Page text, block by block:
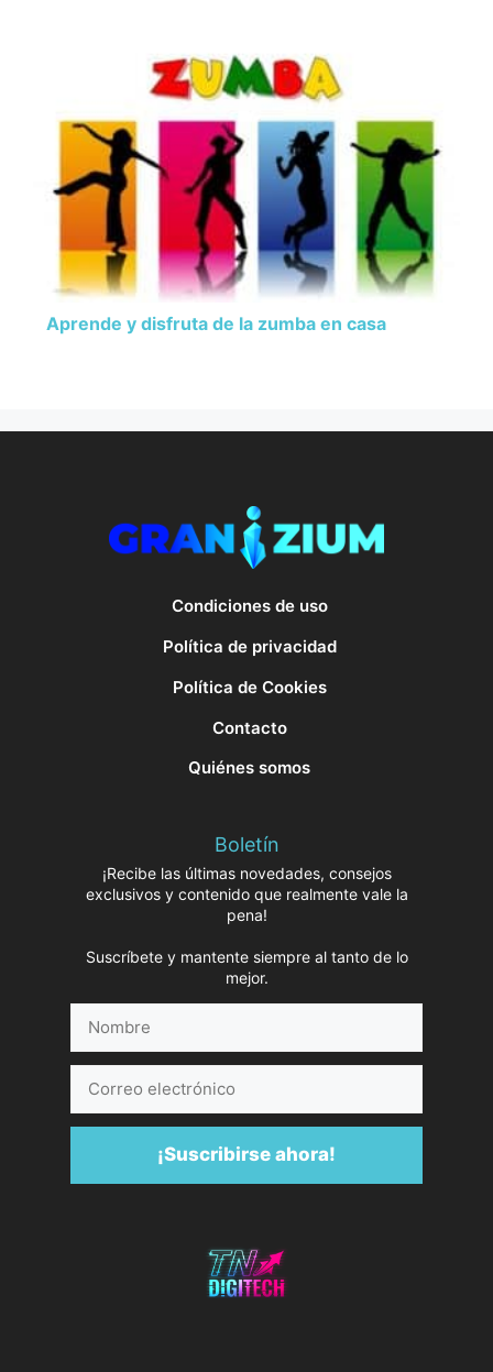
Aprende y disfruta de la zumba en casa
Condiciones de uso
Política de privacidad
Política de Cookies
Contacto
Quiénes somos
Boletín
¡Recibe las últimas novedades, consejos
exclusivos y contenido que realmente vale la
pena!
Suscríbete y mantente siempre al tanto de lo
mejor.
electrónico
¡Suscribirse ahora!